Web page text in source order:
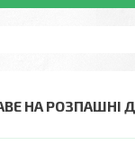
НА РОЗПАШНІ